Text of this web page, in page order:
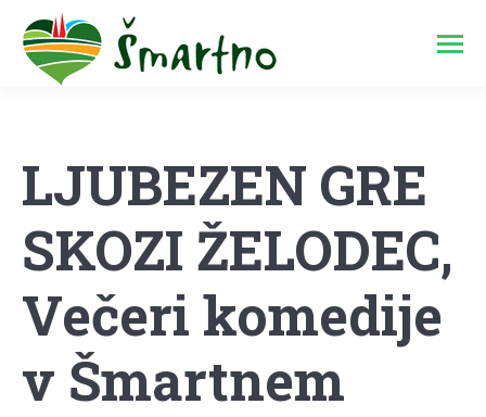
LJUBEZEN GRE
SKOZI ŽELODEC,
Večeri komedije
v Šmartnem